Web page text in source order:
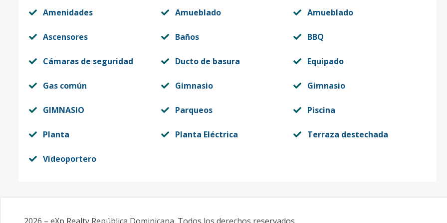
Amenidades Amueblado Amueblado
Ascensores Baños BBQ
Cámaras de seguridad Ducto de basura Equipado
Gas común Gimnasio Gimnasio
GIMNASIO Parqueos Piscina
Planta Planta Eléctrica Terraza destechada
Videoportero